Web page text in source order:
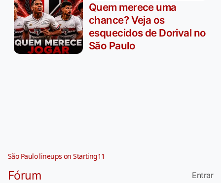
Quem merece uma
chance? Veja os
esquecidos de Dorival no
São Paulo
São Paulo lineups on Starting11
Fórum
Entrar